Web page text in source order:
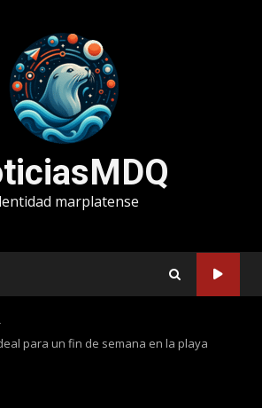
marplatense
para un fin de semana en la playa